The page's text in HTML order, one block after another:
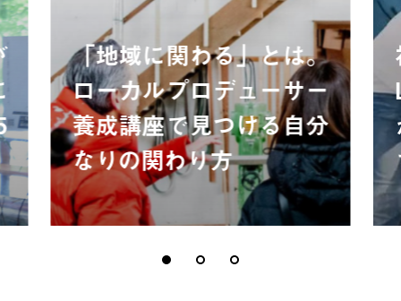
「地域に関わる」とは。
ローカルプロデューサー
養成講座で見つける自分
なりの関わり方